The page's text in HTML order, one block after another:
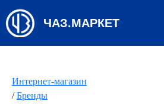
ЧАЗ.МАРКЕТ
Интернет-магазин
/Бренды